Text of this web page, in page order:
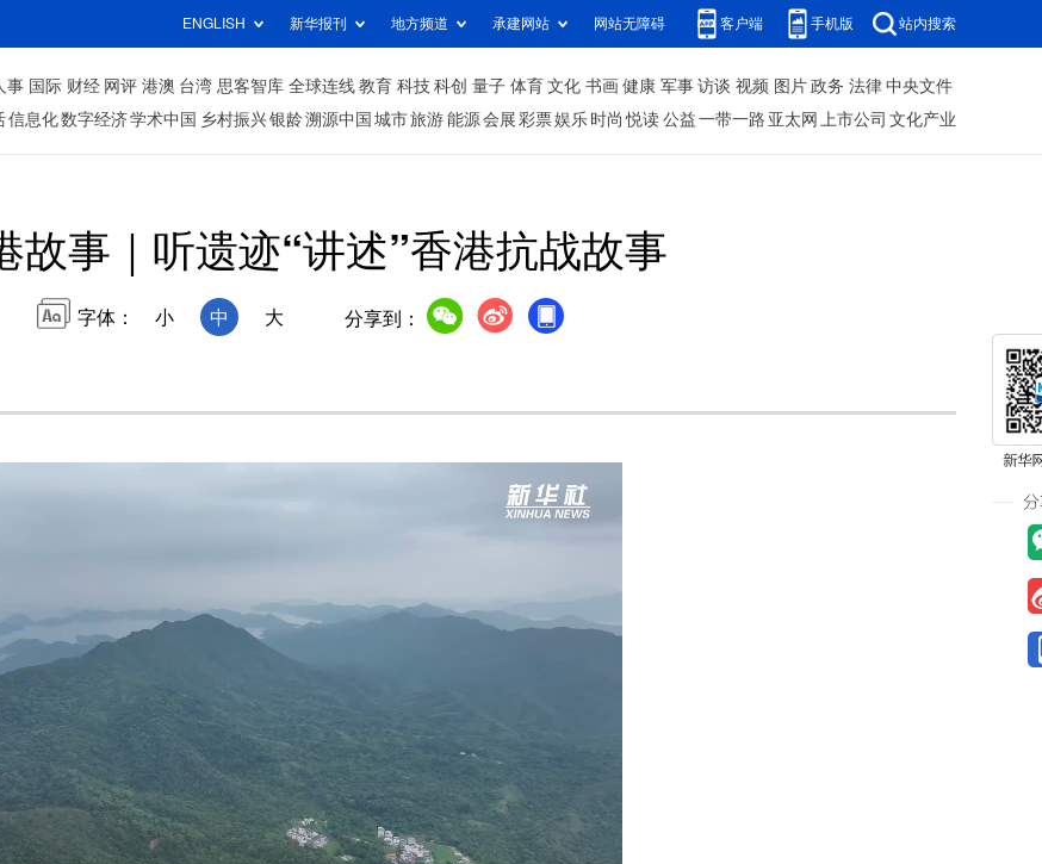
ENGLISH 新华报刊 地方频道 承建网站 网站无障碍 客户端 手机版 站内搜索
事 国际 财经 网评 港澳 台湾 思客智库 全球连线 教育 科技 科创 量子 体育 文化 书画 健康 军事 访谈 视频 图片 政务 法律 中央文件
信息化数字经济学术中国 乡村振兴银龄溯源中国 城市旅游 能源 会展 彩票娱乐 时尚 悦读 公益 一带一路 亚太网 上市公司 文化产业
故事｜听遗迹“讲述”香港抗战故事
字体： 小 中 大 分享到：